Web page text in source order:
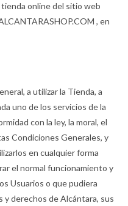
online del sitio web
, en
a utilizar la Tienda, a
uno de los servicios de la
con la ley, la moral, el
Condiciones Generales, y
en cualquier forma
el normal funcionamiento y
Usuarios o que pudiera
y derechos de Alcántara, sus